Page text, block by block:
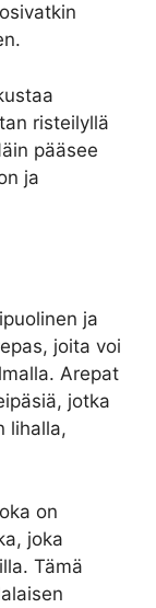
risteilyllä
pääsee
ja
ja
joita voi
Arepat
jotka
lihalla,
on
joka
Tämä